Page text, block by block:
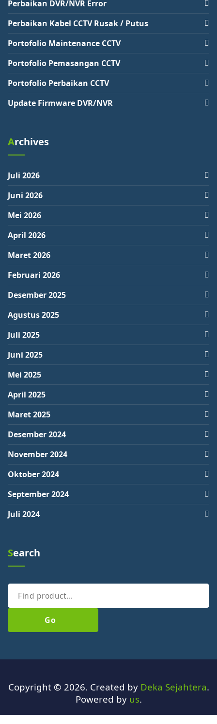
Perbaikan DVR/NVR Error
Perbaikan Kabel CCTV Rusak / Putus
Portofolio Maintenance CCTV
Portofolio Pemasangan CCTV
Portofolio Perbaikan CCTV
Update Firmware DVR/NVR
Archives
Juli 2026
Juni 2026
Mei 2026
April 2026
Maret 2026
Februari 2026
Desember 2025
Agustus 2025
Juli 2025
Juni 2025
Mei 2025
April 2025
Maret 2025
Desember 2024
November 2024
Oktober 2024
September 2024
Juli 2024
Search
Go
Copyright © 2026. Created by Deka Sejahtera.
Powered by us.